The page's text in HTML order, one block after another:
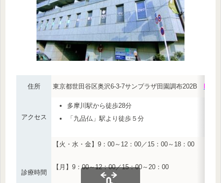
住所 東京都世田谷区奥沢6-3-7サンプラザ田園調布202B
アクセス
多摩川駅から徒歩28分
「九品仏」駅より徒歩５分
診療時間
【火・水・金】9：00～12：00／15：00～18：00
【月】9：00～12：00／15：00～20：00